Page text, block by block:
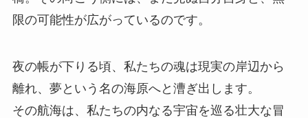
限の可能性が広がっているのです。
夜の帳が下りる頃、私たちの魂は現実の岸辺から
離れ、夢という名の海原へと漕ぎ出します。
その航海は、私たちの内なる宇宙を巡る壮大な冒